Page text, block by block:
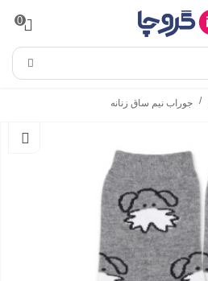
0
/ جوراب نیم ساق زنانه